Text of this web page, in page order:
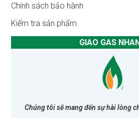
Chính sách bảo hành
Kiểm tra sản phẩm
GIAO GAS
Chúng tôi sẽ mang đến sự hài lòng